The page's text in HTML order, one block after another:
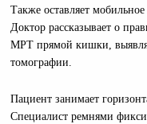
Также оставляет
Доктор рассказывает о
МРТ прямой кишки,
томографии.
Пациент занимает
Специалист ремнями